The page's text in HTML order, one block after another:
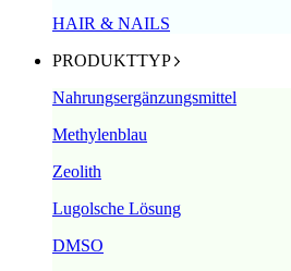
HAIR & NAILS
PRODUKTTYP
Nahrungsergänzungsmittel
Methylenblau
Zeolith
Lugolsche Lösung
DMSO